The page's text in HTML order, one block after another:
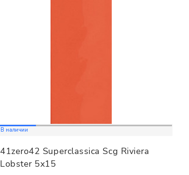
В наличии
41zero42 Superclassica Scg Riviera
Lobster 5x15